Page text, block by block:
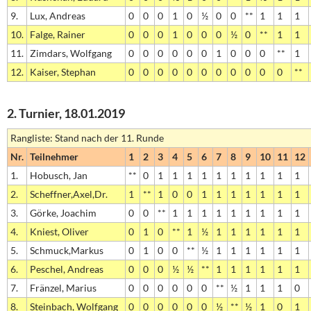
9.
Lux, Andreas 0 0 0 1 0 ½ 0 0 ** 1 1
1
10. Falge, Rainer 0 0 0 1 0 0 0 ½ 0 ** 1
1
11. Zimdars, Wolfgang 0 0 0 0 0 0 1 0 0 0 **
1
12. Kaiser, Stephan 0 0 0 0 0 0 0 0 0 0 0 **
2. Turnier, 18.01.2019
Rangliste: Stand nach der 11. Runde
Nr. Teilnehmer 1 2 3 4 5 6 7 8 9 10 11 12
1.
Hobusch, Jan ** 0 1 1 1 1 1 1 1 1 1
1
2.
Scheffner,Axel,Dr. 1 ** 1 0 0 1 1 1 1 1 1
1
3.
Görke, Joachim 0 0 ** 1 1 1 1 1 1 1 1
1
4.
Kniest, Oliver 0 1 0 ** 1 ½ 1 1 1 1 1
1
5.
Schmuck,Markus 0 1 0 0 ** ½ 1 1 1 1 1
1
6.
Peschel, Andreas 0 0 0 ½ ½ ** 1 1 1 1 1
1
7.
Fränzel, Marius 0 0 0 0 0 0 ** ½ 1 1 1
0
8.
Steinbach, Wolfgang 0 0 0 0 0 0 ½ ** ½ 1 0 1